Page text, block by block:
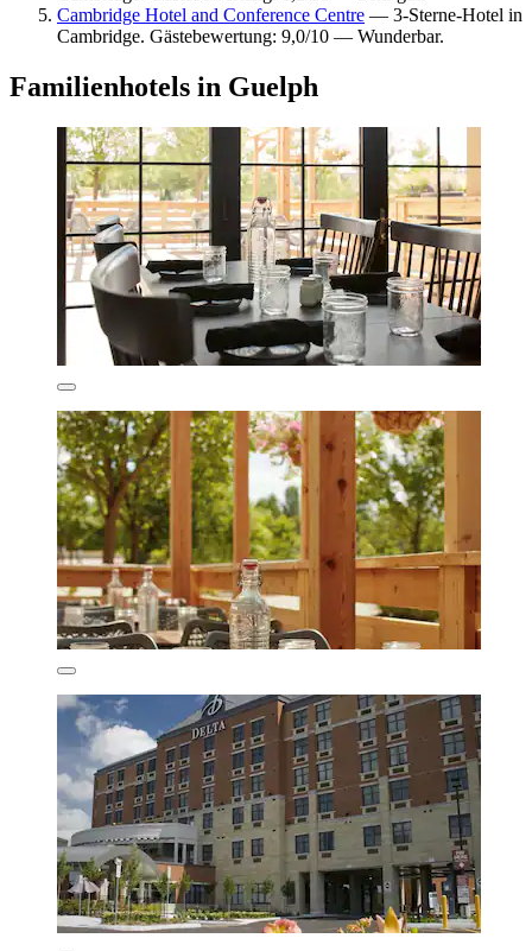
Cambridge Hotel and Conference Centre — 3-Sterne-Hotel in
Cambridge. Gästebewertung: 9,0/10 — Wunderbar.
Familienhotels in Guelph